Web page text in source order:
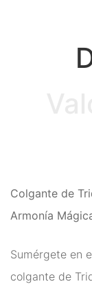
Signos del
Colgante de
Armonía
Sumérgete en
colgante de